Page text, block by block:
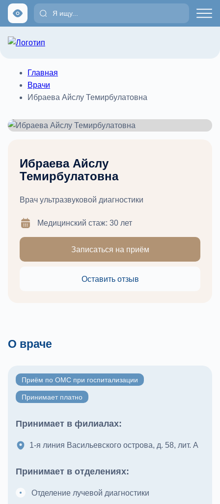
Главная
Врачи
Ибраева Айслу Темирбулатовна
Ибраева Айслу
Темирбулатовна
Врач ультразвуковой диагностики
Медицинский стаж: 30 лет
Записаться на приём
Оставить отзыв
О враче
Принимает в филиалах:
1-я линия Васильевского острова, д. 58, лит. А
Принимает в отделениях:
Отделение лучевой диагностики
Приём по ОМС при госпитализации
Принимает платно